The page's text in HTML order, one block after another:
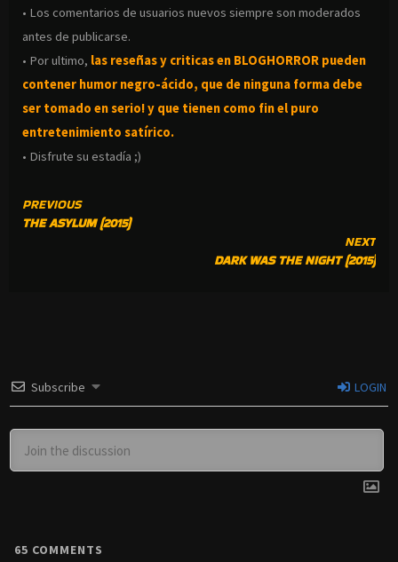
• Los comentarios de usuarios nuevos siempre son moderados
antes de publicarse.
• Por ultimo, las reseñas y criticas en BLOGHORROR pueden
contener humor negro-ácido, que de ninguna forma debe
ser tomado en serio! y que tienen como fin el puro
entretenimiento satírico.
• Disfrute su estadía ;)
CONTINUE
READING
PREVIOUS
THE ASYLUM (2015)
NEXT
DARK WAS THE NIGHT (2015)
Subscribe LOGIN
65 COMMENTS